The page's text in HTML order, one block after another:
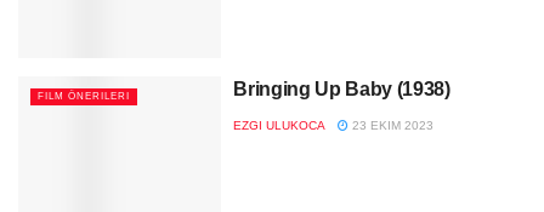
FILM ÖNERILERI Bringing Up Baby (1938)
EZGI ULUKOCA 23 EKIM 2023